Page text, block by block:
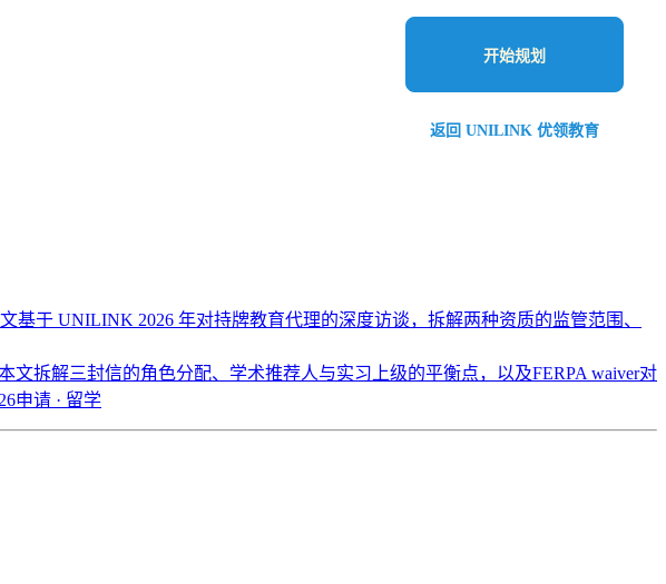
开始规划
返回 UNILINK 优领教育
于 UNILINK 2026 年对持牌教育代理的深度访谈，拆解两种资质的监管范围、
拆解三封信的角色分配、学术推荐人与实习上级的平衡点，以及FERPA waiver对
申请 · 留学